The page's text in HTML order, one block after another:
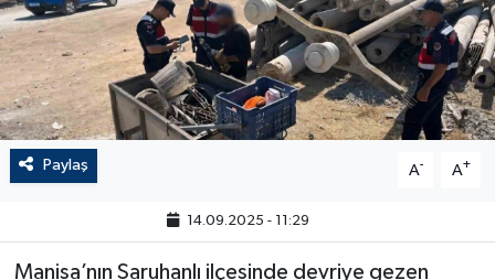
Paylaş A- A+
14.09.2025 - 11:29
Manisa’nın Saruhanlı ilçesinde devriye gezen